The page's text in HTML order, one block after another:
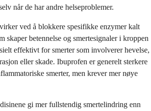
når de har andre helseproblemer.
ved å blokkere spesifikke enzymer kalt
betennelse og smertesignaler i kroppen
effektivt for smerter som involverer hevelse,
eller skade. Ibuprofen er generelt sterkere
smerter, men krever mer nøye
gi mer fullstendig smertelindring enn